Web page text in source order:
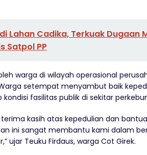
di Lahan Cadika, Terkuak Dugaan
Satpol PP
warga di wilayah operasional
setempat menyambut baik
fasilitas publik di sekitar
kasih atas kepedulian dan
ini sangat membantu kami dalam
ujar Teuku Firdaus, warga Cot Girek.